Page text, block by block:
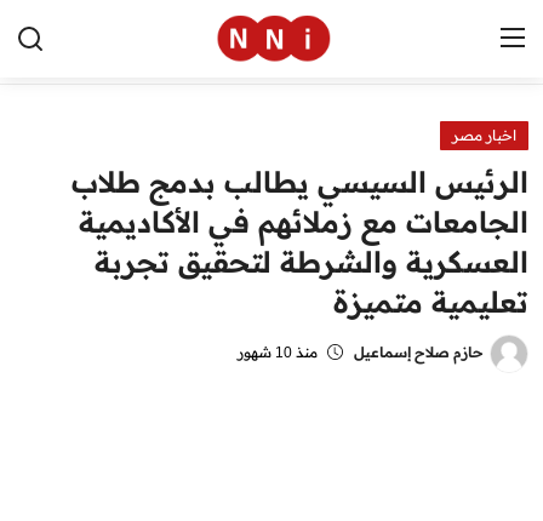
الرئيسية
اخبار مصر
العالم
الرياضة
مال وأعمال
اخبار مصر
الرئيس السيسي يطالب بدمج طلاب
الجامعات مع زملائهم في الأكاديمية
العسكرية والشرطة لتحقيق تجربة
تعليمية متميزة
حازم صلاح إسماعيل منذ 10 شهور